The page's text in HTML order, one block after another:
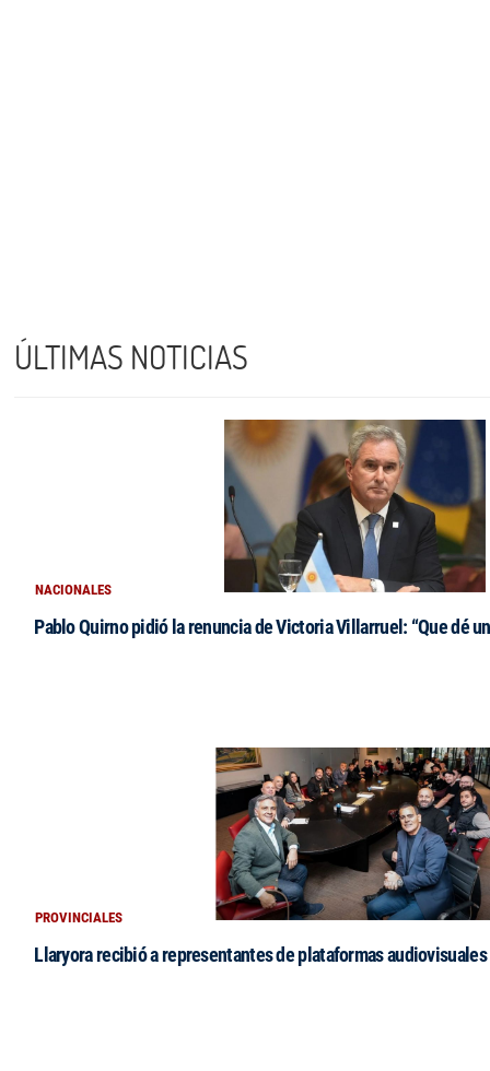
ÚLTIMAS NOTICIAS
NACIONALES
Pablo Quirno pidió la renuncia de Victoria Villarruel: “Que dé
PROVINCIALES
Llaryora recibió a representantes de plataformas